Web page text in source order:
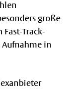
große
Track-
Aufnahme in